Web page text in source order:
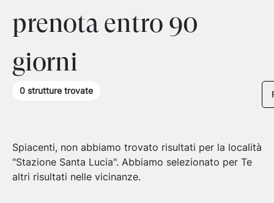
prenota entro 90
giorni
0 strutture trovate
Spiacenti, non abbiamo trovato risultati per la località
"Stazione Santa Lucia". Abbiamo selezionato per Te
altri risultati nelle vicinanze.